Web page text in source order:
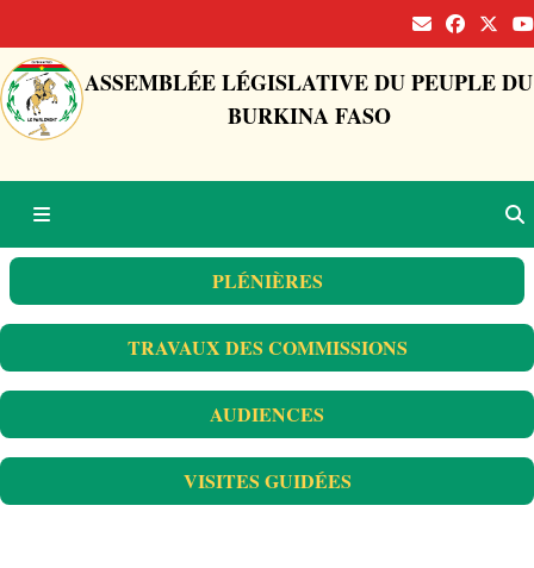
ASSEMBLÉE LÉGISLATIVE DU PEUPLE DU
BURKINA FASO
PLÉNIÈRES
TRAVAUX DES COMMISSIONS
AUDIENCES
VISITES GUIDÉES